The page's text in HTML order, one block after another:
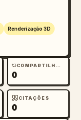
Renderização 3D
COMPARTILHAMENTOS
0
CITAÇÕES
0